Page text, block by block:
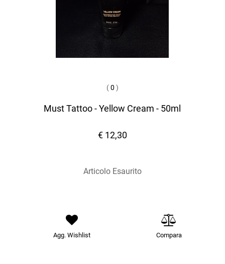
(0 )
Must Tattoo - Yellow Cream - 50ml
€ 12,30
Articolo Esaurito
Agg. Wishlist Compara